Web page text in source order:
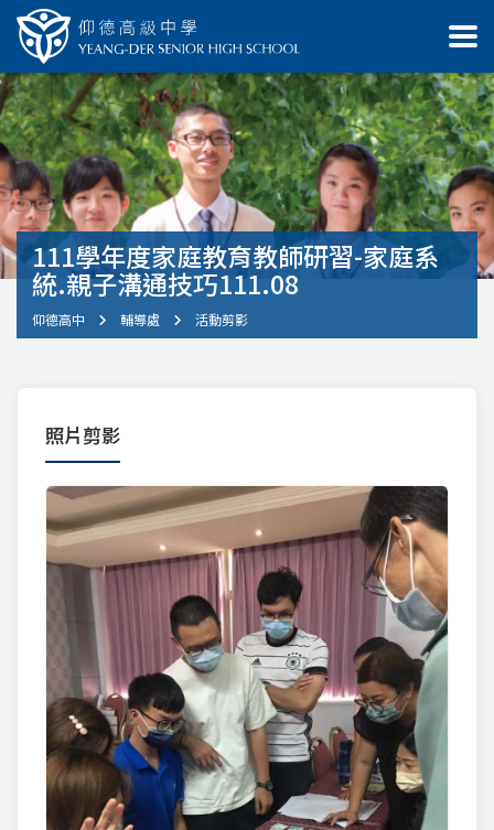
111學年度家庭教育教師研習-家庭系
統.親子溝通技巧111.08
仰德高中 輔導處 活動剪影
照片剪影